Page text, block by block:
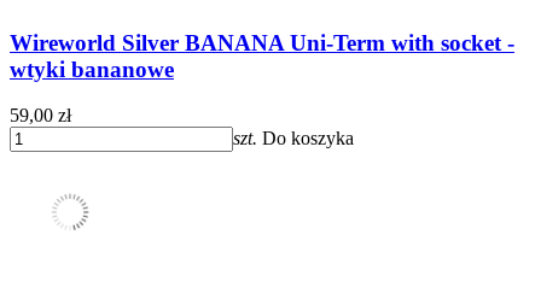
Wireworld Silver BANANA Uni-Term with socket -
wtyki bananowe
59,00 zł
szt. Do koszyka